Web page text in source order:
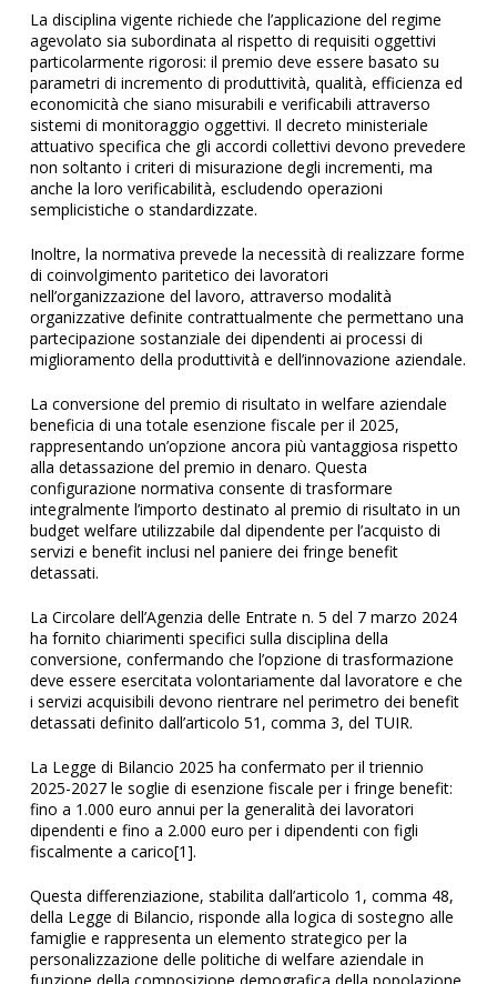
La disciplina vigente richiede che l’applicazione del regime
agevolato sia subordinata al rispetto di requisiti oggettivi
particolarmente rigorosi: il premio deve essere basato su
parametri di incremento di produttività, qualità, efficienza ed
economicità che siano misurabili e verificabili attraverso
sistemi di monitoraggio oggettivi. Il decreto ministeriale
attuativo specifica che gli accordi collettivi devono prevedere
non soltanto i criteri di misurazione degli incrementi, ma
anche la loro verificabilità, escludendo operazioni
semplicistiche o standardizzate.
Inoltre, la normativa prevede la necessità di realizzare forme
di coinvolgimento paritetico dei lavoratori
nell’organizzazione del lavoro, attraverso modalità
organizzative definite contrattualmente che permettano una
partecipazione sostanziale dei dipendenti ai processi di
miglioramento della produttività e dell’innovazione aziendale.
La conversione del premio di risultato in welfare aziendale
beneficia di una totale esenzione fiscale per il 2025,
rappresentando un’opzione ancora più vantaggiosa rispetto
alla detassazione del premio in denaro. Questa
configurazione normativa consente di trasformare
integralmente l’importo destinato al premio di risultato in un
budget welfare utilizzabile dal dipendente per l’acquisto di
servizi e benefit inclusi nel paniere dei fringe benefit
detassati.
La Circolare dell’Agenzia delle Entrate n. 5 del 7 marzo 2024
ha fornito chiarimenti specifici sulla disciplina della
conversione, confermando che l’opzione di trasformazione
deve essere esercitata volontariamente dal lavoratore e che
i servizi acquisibili devono rientrare nel perimetro dei benefit
detassati definito dall’articolo 51, comma 3, del TUIR.
La Legge di Bilancio 2025 ha confermato per il triennio
2025-2027 le soglie di esenzione fiscale per i fringe benefit:
fino a 1.000 euro annui per la generalità dei lavoratori
dipendenti e fino a 2.000 euro per i dipendenti con figli
fiscalmente a carico[1].
Questa differenziazione, stabilita dall’articolo 1, comma 48,
della Legge di Bilancio, risponde alla logica di sostegno alle
famiglie e rappresenta un elemento strategico per la
personalizzazione delle politiche di welfare aziendale in